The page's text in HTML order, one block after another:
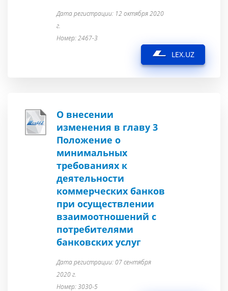
Дата регистрации: 12 октября 2020
г.
Номер: 2467-3
LEX.UZ
О внесении
изменения в главу 3
Положение о
минимальных
требованиях к
деятельности
коммерческих банков
при осуществлении
взаимоотношений с
потребителями
банковских услуг
Дата регистрации: 07 сентября
2020 г.
Номер: 3030-5